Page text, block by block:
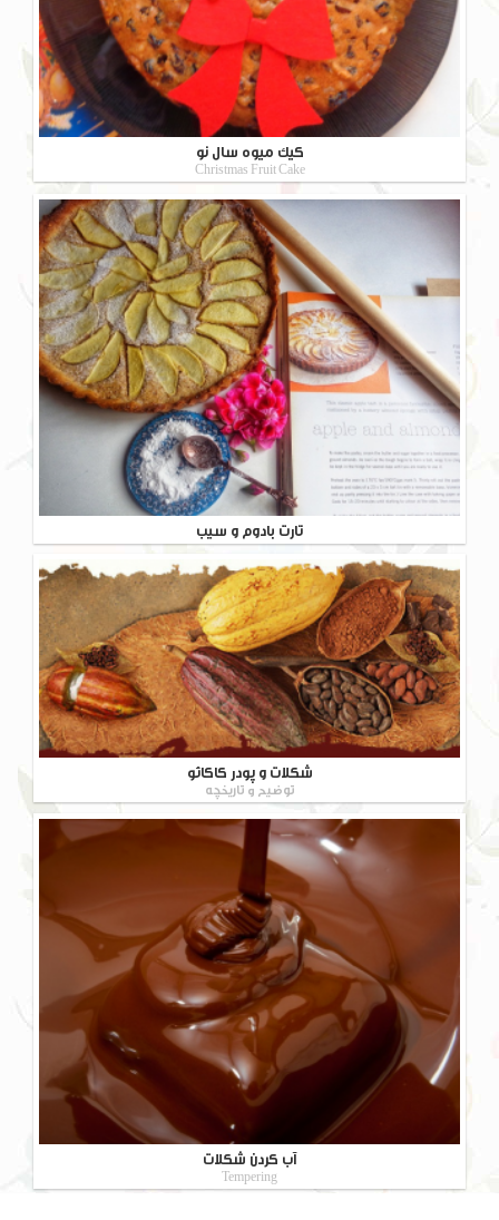
کیک میوه سال نو
Christmas Fruit Cake
تارت بادوم و سیب
شکلات و پودر کاکائو
توضیح و تاریخچه
آب کردن شکلات
Tempering